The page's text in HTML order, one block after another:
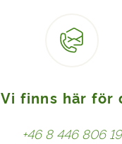
Vi finns här för
+46 8 446 806 19